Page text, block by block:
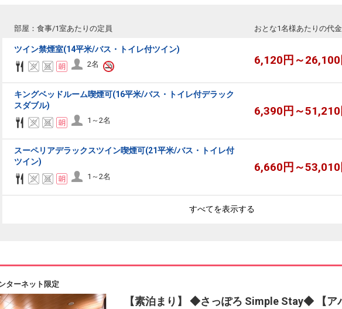
部屋：食事/1室あたりの定員 おとな1名様あたりの代金
ツイン禁煙室(14平米/バス・トイレ付ツイン)
2名 6,120円～26,100
キングベッドルーム喫煙可(16平米/バス・トイレ付デラック
スダブル)
1～2名
6,390円～51,210
スーペリアデラックスツイン喫煙可(21平米/バス・トイレ付
ツイン)
1～2名
6,660円～53,010
すべてを表示する
ターネット限定
【素泊まり】 ◆さっぽろ Simple Stay◆ 【ア